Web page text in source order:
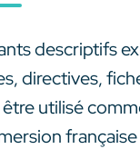
descriptifs
directives,
utilisé